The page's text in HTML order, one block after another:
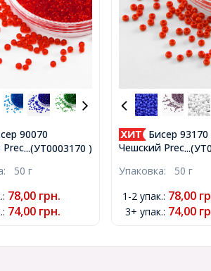
...(УТ0003170 )
90070
10/0,
50 г
: 78,00 грн.
: 74,00 грн.
Бисер 93170
Чешский Preciosa
Непрозрачный NO,
(УТ0003653)
Упаковка: 50 г
1-2 упак.: 78,00
3+ упак.: 74,00